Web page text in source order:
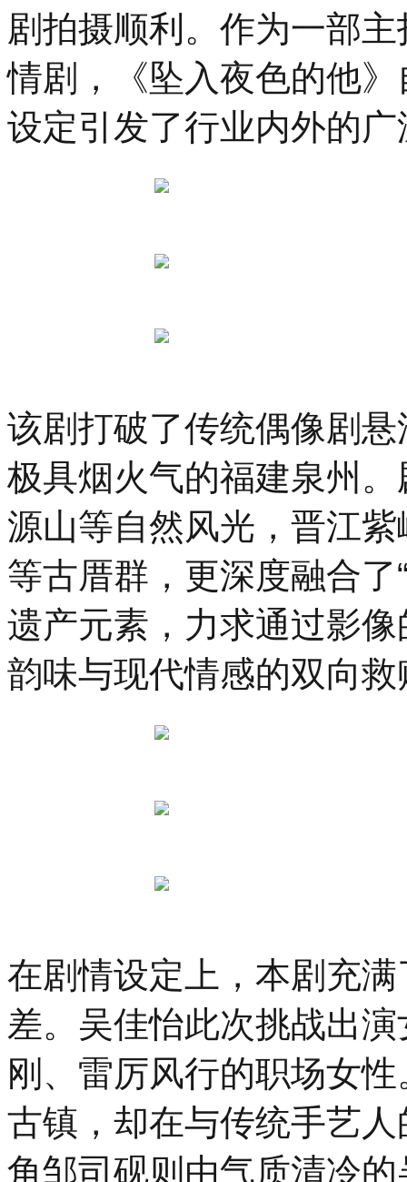
举
行。
穿
越
剧拍摄顺利。作为一部
情剧，《坠入夜色的他
设定引发了行业内外的
该剧打破了传统偶像剧
极具烟火气的福建泉州
源山等自然风光，晋江
等古厝群，更深度融合了
遗产元素，力求通过影
韵味与现代情感的双向救
在剧情设定上，本剧充
差。吴佳怡此次挑战出
刚、雷厉风行的职场女
古镇，却在与传统手艺
角邹司砚则由气质清冷